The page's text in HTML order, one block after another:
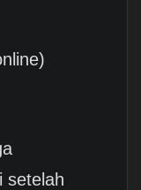
setelah